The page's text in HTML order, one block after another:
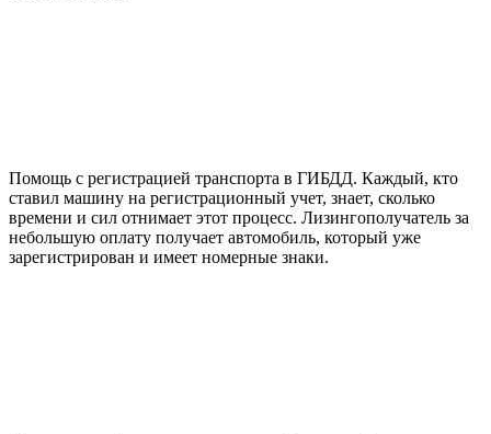
Помощь с регистрацией транспорта в ГИБДД. Каждый, кто
ставил машину на регистрационный учет, знает, сколько
времени и сил отнимает этот процесс. Лизингополучатель за
небольшую оплату получает автомобиль, который уже
зарегистрирован и имеет номерные знаки.